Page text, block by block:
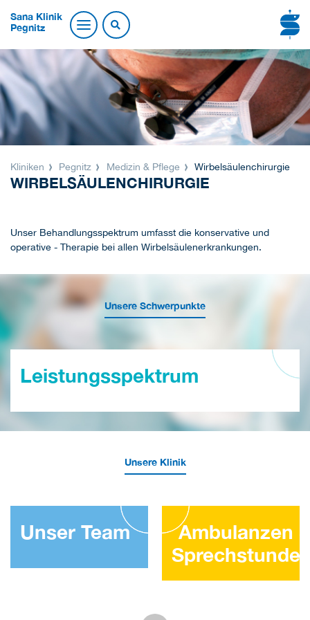
Sana Klinik
Pegnitz
Kliniken Pegnitz Medizin & Pflege Wirbelsäulenchirurgie
WIRBELSÄULENCHIRURGIE
Unser Behandlungsspektrum umfasst die konservative und
operative - Therapie bei allen Wirbelsäulenerkrankungen.
Unsere Schwerpunkte
Leistungsspektrum
Unsere Klinik
Unser Team
Ambulanzen